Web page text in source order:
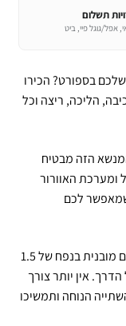
תשלום
אפל/גוגל פיי, ביט
בספורט? הכירו
הליכה, ריצה וכל
הזה מבטיח
האוורור
לכם
אבל זה לא הכל – המנשא מגיע עם מערכת מים מובנית בנפח של 1.5
אין יותר צורך
הנוחה ותמשיכו